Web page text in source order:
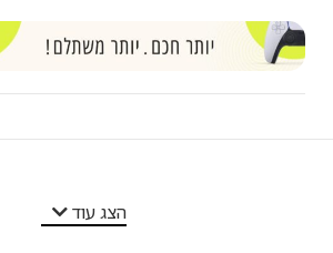
הצג עוד